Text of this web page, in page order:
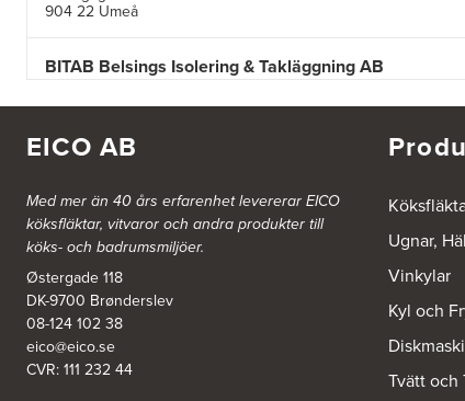
904 22 Umeå
BITAB Belsings Isolering & Takläggning AB
Dalsäng 2, 64592 Strängnäs
Tel.:0152-30277
BSA Kök & Bad AB
Johannefredsgatan 7
431 53 Mölndal
Ballingslöv Arninge
Hantverkarvägen 14
187 66 Täby
Tel.:0046-86300150
EICO AB
Med mer än 40 års erfarenhet levererar EICO
köksfläktar, vitvaror och andra produkter till
köks- och badrumsmiljöer.
Østergade 118
DK-9700 Brønderslev
08-124 102 38
eico@eico.se
CVR: 111 232 44
Ugnar,
Vinkylar
Kyl och
Tvätt och